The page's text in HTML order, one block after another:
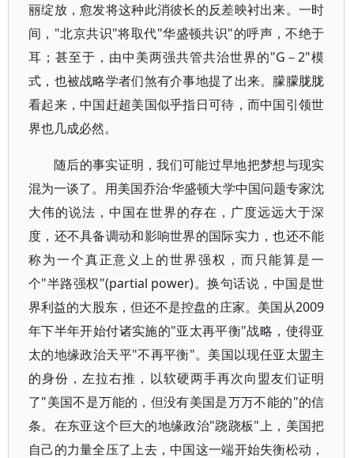
丽绽放，愈发将这种此消彼长的反差映衬出来。一时
间，"北京共识"将取代"华盛顿共识"的呼声，不绝于
耳；甚至于，由中美两强共管共治世界的"G－2"模
式，也被战略学者们煞有介事地提了出来。朦朦胧胧
看起来，中国赶超美国似乎指日可待，而中国引领世
界也几成必然。
随后的事实证明，我们可能过早地把梦想与现实
混为一谈了。用美国乔治·华盛顿大学中国问题专家沈
大伟的说法，中国在世界的存在，广度远远大于深
度，还不具备调动和影响世界的国际实力，也还不能
称为一个真正意义上的世界强权，而只能算是一
个"半路强权"(partial power)。换句话说，中国是世
界利益的大股东，但还不是控盘的庄家。美国从2009
年下半年开始付诸实施的"亚太再平衡"战略，使得亚
太的地缘政治天平"不再平衡"。美国以现任亚太盟主
的身份，左拉右推，以软硬两手再次向盟友们证明
了"美国不是万能的，但没有美国是万万不能的"的信
条。在东亚这个巨大的地缘政治"跷跷板"上，美国把
自己的力量全压了上去，中国这一端开始失衡松动，